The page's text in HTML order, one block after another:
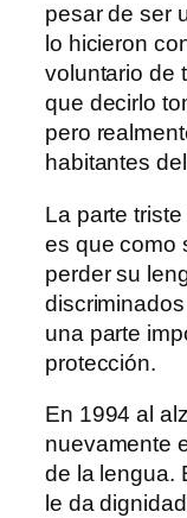
pesar de ser
lo hicieron
voluntario de
que decirlo
pero
habitantes
La parte
es que como
perder su
una parte
protección.
En 1994 al
nuevamente
de la lengua.
le da